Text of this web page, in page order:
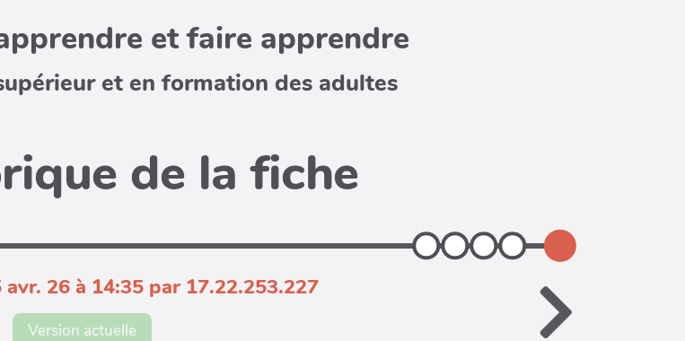
et faire apprendre
et en formation des adultes
de la fiche
avr. 26 à 14:35 par 17.22.253.227
Version actuelle